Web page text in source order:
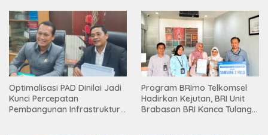
Optimalisasi PAD Dinilai Jadi
Kunci Percepatan
Pembangunan Infrastruktur
Program BRImo Telkomsel
Hadirkan Kejutan, BRI Unit
Brabasan BRI Kanca Tulang